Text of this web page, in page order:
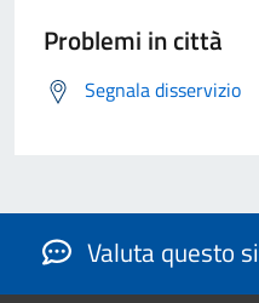
Problemi in città
Segnala disservizio
Valuta questo